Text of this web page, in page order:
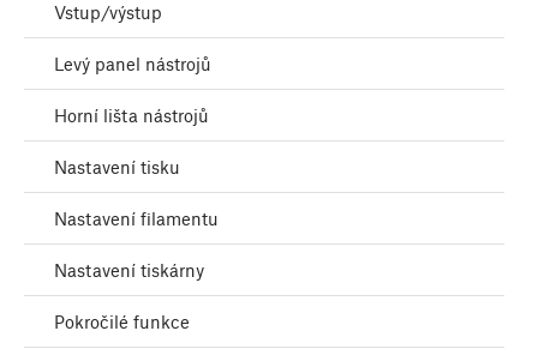
Vstup/výstup
Levý panel nástrojů
Horní lišta nástrojů
Nastavení tisku
Nastavení filamentu
Nastavení tiskárny
Pokročilé funkce